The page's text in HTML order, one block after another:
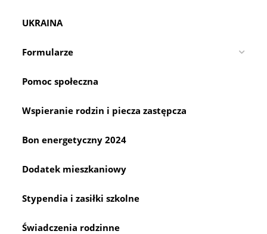
UKRAINA
Formularze
Pomoc społeczna
Wspieranie rodzin i piecza zastępcza
Bon energetyczny 2024
Dodatek mieszkaniowy
Stypendia i zasiłki szkolne
Świadczenia rodzinne